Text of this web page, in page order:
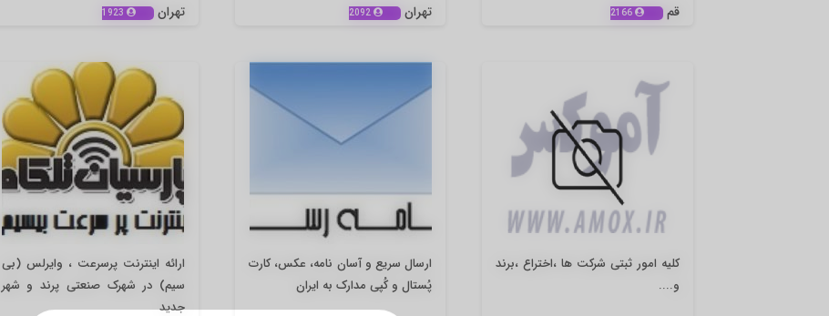
ارائه اینترنت پرسرعت ، وایرلس (بی
سیم) در شهرک صنعتی پرند و شهر
جدید
ارسال سریع و آسان نامه، عکس، کارت
پُستال و کُپی مدارک به ایران
کلیه امور ثبتی شرکت ها ،اختراع ،برند
و....
تهران تهران 2092 قم 2166